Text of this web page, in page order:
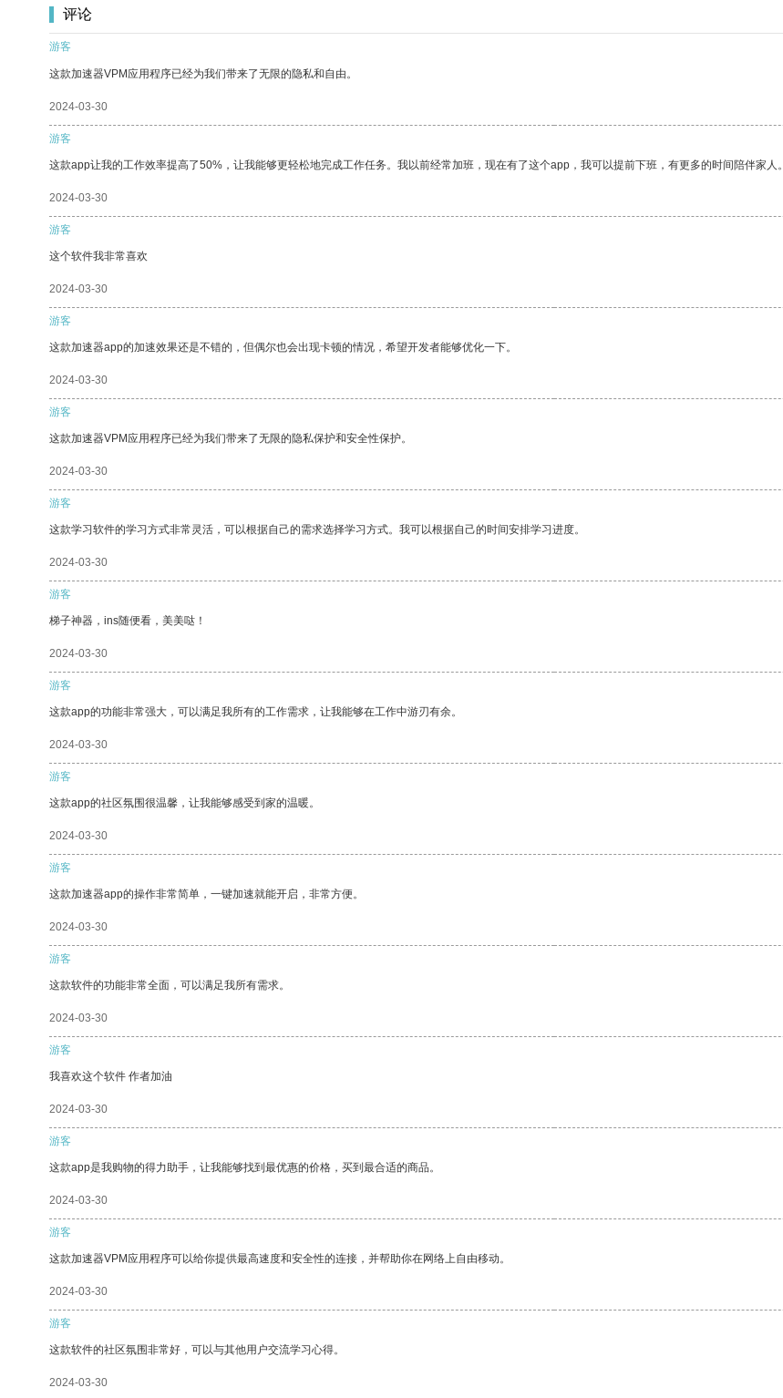
评论
游客
这款加速器VPM应用程序已经为我们带来了无限的隐私和自由。
2024-03-30
游客
这款app让我的工作效率提高了50%，让我能够更轻松地完成工作任务。我以前经常加班，现在有了这个app，我可以提前下班，有更多的时间陪伴家人。
2024-03-30
游客
这个软件我非常喜欢
2024-03-30
游客
这款加速器app的加速效果还是不错的，但偶尔也会出现卡顿的情况，希望开发者能够优化一下。
2024-03-30
游客
这款加速器VPM应用程序已经为我们带来了无限的隐私保护和安全性保护。
2024-03-30
游客
这款学习软件的学习方式非常灵活，可以根据自己的需求选择学习方式。我可以根据自己的时间安排学习进度。
2024-03-30
游客
梯子神器，ins随便看，美美哒！
2024-03-30
游客
这款app的功能非常强大，可以满足我所有的工作需求，让我能够在工作中游刃有余。
2024-03-30
游客
这款app的社区氛围很温馨，让我能够感受到家的温暖。
2024-03-30
游客
这款加速器app的操作非常简单，一键加速就能开启，非常方便。
2024-03-30
游客
这款软件的功能非常全面，可以满足我所有需求。
2024-03-30
游客
我喜欢这个软件 作者加油
2024-03-30
游客
这款app是我购物的得力助手，让我能够找到最优惠的价格，买到最合适的商品。
2024-03-30
游客
这款加速器VPM应用程序可以给你提供最高速度和安全性的连接，并帮助你在网络上自由移动。
2024-03-30
游客
这款软件的社区氛围非常好，可以与其他用户交流学习心得。
2024-03-30